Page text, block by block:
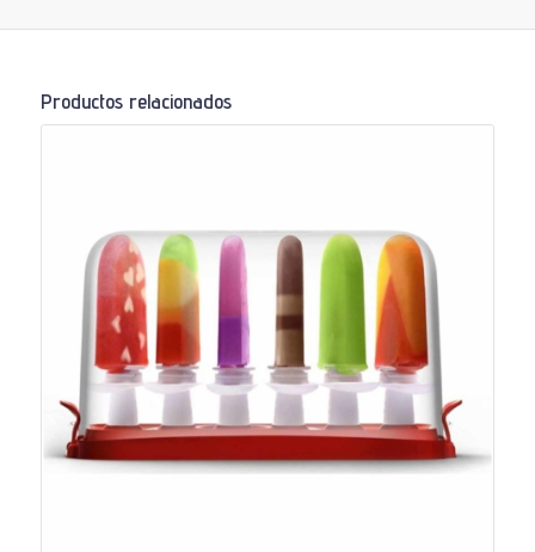
Productos relacionados